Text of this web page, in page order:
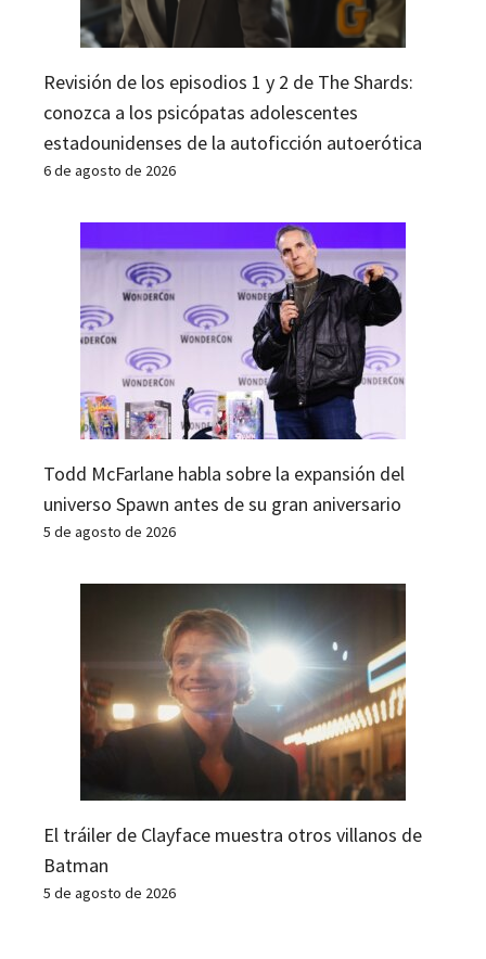
Revisión de los episodios 1 y 2 de The Shards:
conozca a los psicópatas adolescentes
estadounidenses de la autoficción autoerótica
6 de agosto de 2026
Todd McFarlane habla sobre la expansión del
universo Spawn antes de su gran aniversario
5 de agosto de 2026
El tráiler de Clayface muestra otros villanos de
Batman
5 de agosto de 2026